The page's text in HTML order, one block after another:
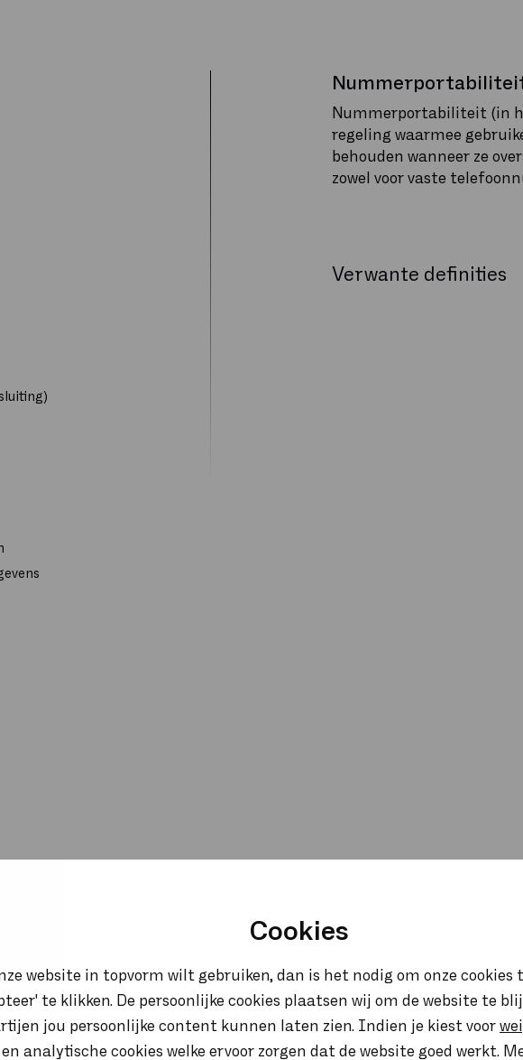
Cookies
website in topvorm wilt gebruiken, dan is het nodig om onze cookies
te klikken. De persoonlijke cookies plaatsen wij om de website te
jou persoonlijke content kunnen laten zien. Indien je kiest voor
analytische cookies welke ervoor zorgen dat de website goed werkt.
Nummerportabiliteit (in
regeling waarmee
behouden wanneer ze
zowel voor vaste
Verwante definities